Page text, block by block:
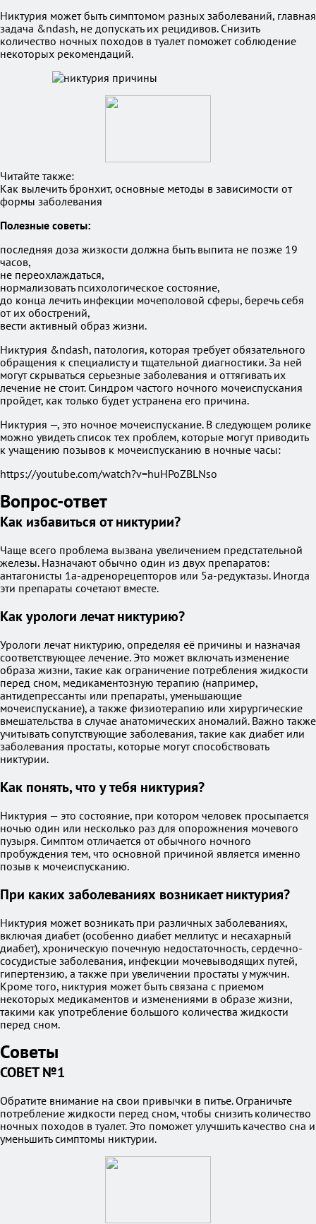
Никтурия может быть симптомом разных заболеваний, главная
задача &ndash, не допускать их рецидивов. Снизить
количество ночных походов в туалет поможет соблюдение
некоторых рекомендаций.
Читайте также:
Как вылечить бронхит, основные методы в зависимости от
формы заболевания
Полезные советы:
последняя доза жизкости должна быть выпита не позже 19
часов,
не переохлаждаться,
нормализовать психологическое состояние,
до конца лечить инфекции мочеполовой сферы, беречь себя
от их обострений,
вести активный образ жизни.
Никтурия &ndash, патология, которая требует обязательного
обращения к специалисту и тщательной диагностики. За ней
могут скрываться серьезные заболевания и оттягивать их
лечение не стоит. Синдром частого ночного мочеиспускания
пройдет, как только будет устранена его причина.
Никтурия —, это ночное мочеиспускание. В следующем ролике
можно увидеть список тех проблем, которые могут приводить
к учащению позывов к мочеиспусканию в ночные часы:
https://youtube.com/watch?v=huHPoZBLNso
Вопрос-ответ
Как избавиться от никтурии?
Чаще всего проблема вызвана увеличением предстательной
железы. Назначают обычно один из двух препаратов:
антагонисты 1а-адренорецепторов или 5а-редуктазы. Иногда
эти препараты сочетают вместе.
Как урологи лечат никтурию?
Урологи лечат никтурию, определяя её причины и назначая
соответствующее лечение. Это может включать изменение
образа жизни, такие как ограничение потребления жидкости
перед сном, медикаментозную терапию (например,
антидепрессанты или препараты, уменьшающие
мочеиспускание), а также физиотерапию или хирургические
вмешательства в случае анатомических аномалий. Важно также
учитывать сопутствующие заболевания, такие как диабет или
заболевания простаты, которые могут способствовать
никтурии.
Как понять, что у тебя никтурия?
Никтурия — это состояние, при котором человек просыпается
ночью один или несколько раз для опорожнения мочевого
пузыря. Симптом отличается от обычного ночного
пробуждения тем, что основной причиной является именно
позыв к мочеиспусканию.
При каких заболеваниях возникает никтурия?
Никтурия может возникать при различных заболеваниях,
включая диабет (особенно диабет меллитус и несахарный
диабет), хроническую почечную недостаточность, сердечно-
сосудистые заболевания, инфекции мочевыводящих путей,
гипертензию, а также при увеличении простаты у мужчин.
Кроме того, никтурия может быть связана с приемом
некоторых медикаментов и изменениями в образе жизни,
такими как употребление большого количества жидкости
перед сном.
Советы
СОВЕТ №1
Обратите внимание на свои привычки в питье. Ограничьте
потребление жидкости перед сном, чтобы снизить количество
ночных походов в туалет. Это поможет улучшить качество сна и
уменьшить симптомы никтурии.